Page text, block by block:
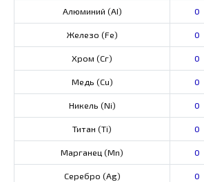
Алюминий (AI) 0
Железо (Fe) 0
Хром (Сг) 0
Медь (Cu) 0
Никель (Ni) 0
Титан (Ti) 0
Марганец (Mn) 0
Серебро (Ag) 0